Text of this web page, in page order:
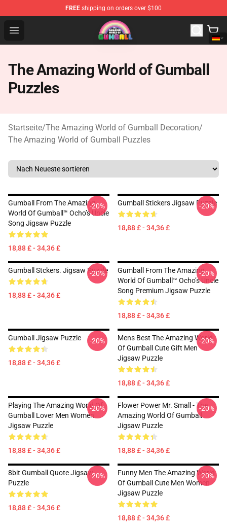
FREE shipping on orders over $100
Open menu
The Amazing World of Gumball Store - Official The
The Amazing World of Gumball
Puzzles
Startseite/The Amazing World of Gumball Decoration/
The Amazing World of Gumball Puzzles
Gumball From The Amazing
World Of Gumball™ Ocho’s Uncle
Song Jigsaw Puzzle
18,88 £ - 34,36 £
-20% Gumball Stickers Jigsaw Puzzle
18,88 £ - 34,36 £
-20%
Gumball Stckers. Jigsaw Puzzle
18,88 £ - 34,36 £
-20%
Gumball From The Amazing
World Of Gumball™ Ocho’s Uncle
Song Premium Jigsaw Puzzle
18,88 £ - 34,36 £
-20%
Gumball Jigsaw Puzzle
18,88 £ - 34,36 £
-20%
Mens Best The Amazing World
Of Gumball Cute Gift Men
Jigsaw Puzzle
18,88 £ - 34,36 £
-20%
Playing The Amazing World Of
Gumball Lover Men Women
Jigsaw Puzzle
18,88 £ - 34,36 £
-20%
Flower Power Mr. Small - The
Amazing World Of Gumball
Jigsaw Puzzle
18,88 £ - 34,36 £
-20%
8bit Gumball Quote Jigsaw
Puzzle
18,88 £ - 34,36 £
-20%
Funny Men The Amazing World
Of Gumball Cute Men Women
Jigsaw Puzzle
18,88 £ - 34,36 £
-20%